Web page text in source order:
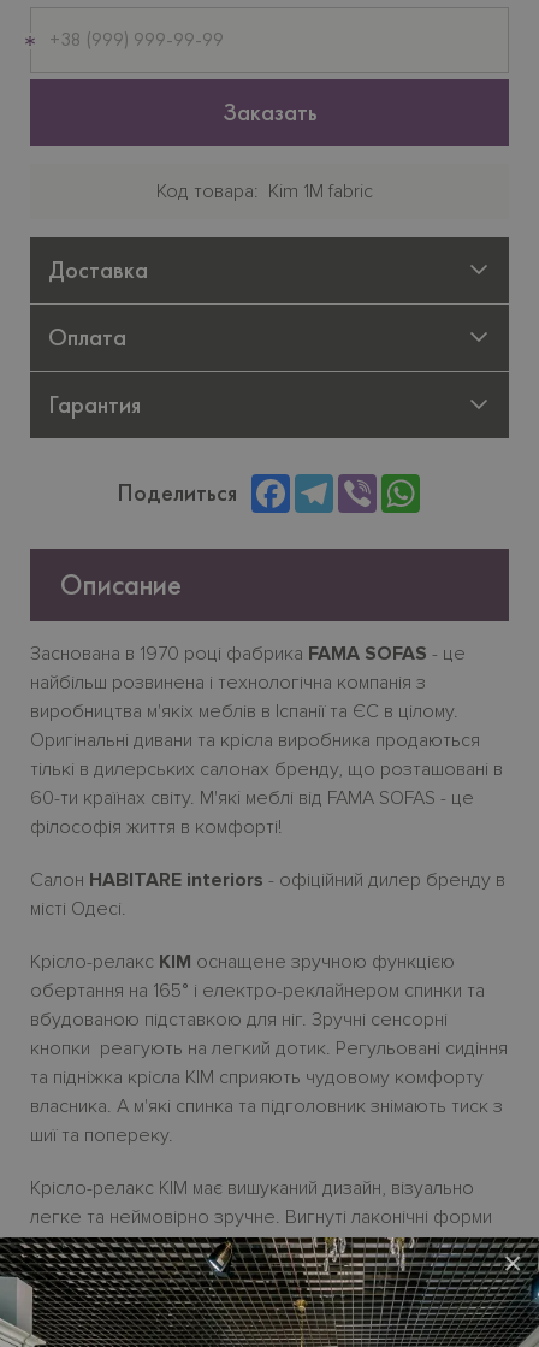
×
телефон
Заказать
Код товара Kim 1M fabric
Доставка
Оплата
Гарантия
Поделиться FacebookTelegram
Viber
Описание
Заснована в 1970 році фабрика FAMA SOFAS - це
найбільш розвинена і технологічна компанія з
виробництва м'якіх меблів в Іспанії та ЄС в цілому.
Оригінальні дивани та крісла виробника продаються
тількі в дилерських салонах бренду, що розташовані в
60-ти країнах світу. М'якi меблі від FAMA SOFAS - це
філософія життя в комфорті!
Салон HABITARE interiors - офіційний дилер бренду в
місті Одесі.
Крiсло-релакс KIM оснащене зручною функцією
обертання на 165° і електро-реклайнером спинки та
вбудованою підставкою для ніг. Зручні сенсорні
кнопки реагують на легкий дотик. Регульовані сидіння
та підніжка крісла KIM сприяють чудовому комфорту
власника. А м'які спинка та підголовник знімають тиск з
шиї та попереку.
Крісло-релакс KIM має вишуканий дизайн, візуально
легке та неймовірно зручне. Вигнуті лаконічні форми
роблять його привабливим для поєднання з будь-яким
диваном з колекції виробника FAMA SOFAS.
Крісло доступне до замовлення в вигляді механічного